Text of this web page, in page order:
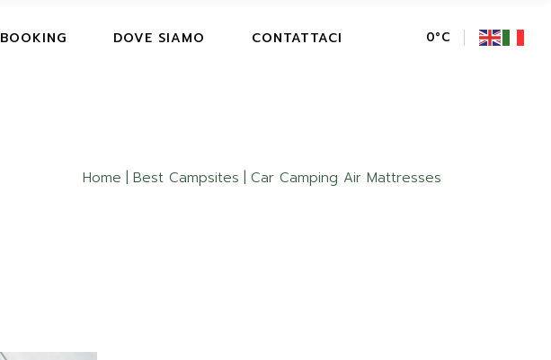
BOOKING DOVE SIAMO CONTATTACI 0°C
Home Best Campsites Car Camping Air Mattresses